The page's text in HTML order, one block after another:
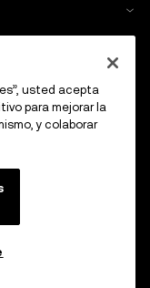
usted acepta
para mejorar la
y colaborar